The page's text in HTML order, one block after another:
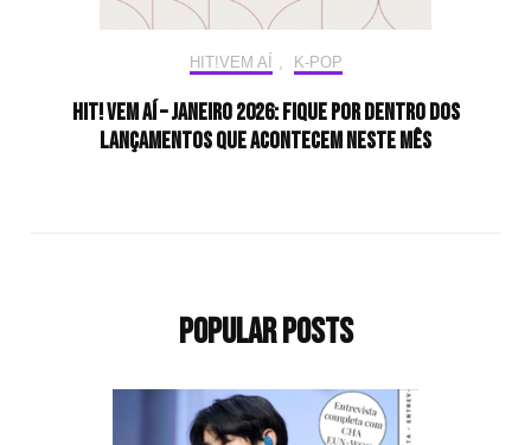
HIT!VEM AÍ , K-POP
HIT! Vem aí – Janeiro 2026: Fique por dentro dos
lançamentos que acontecem neste mês
Popular Posts